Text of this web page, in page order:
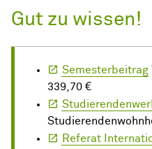
Gut zu wissen!
Semesterbeitrag
339,70 €
Referat